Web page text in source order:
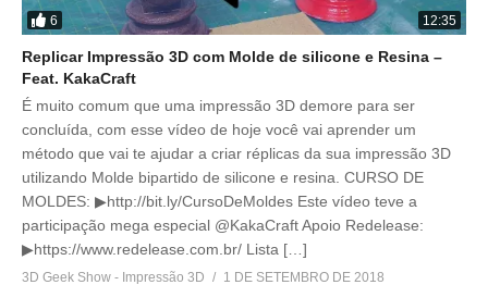
6 12:35
Replicar Impressão 3D com Molde de silicone e Resina –
Feat. KakaCraft
É muito comum que uma impressão 3D demore para ser
concluída, com esse vídeo de hoje você vai aprender um
método que vai te ajudar a criar réplicas da sua impressão 3D
utilizando Molde bipartido de silicone e resina. CURSO DE
MOLDES: ▶http://bit.ly/CursoDeMoldes Este vídeo teve a
participação mega especial @KakaCraft Apoio Redelease:
▶https://www.redelease.com.br/ Lista […]
3D Geek Show - Impressão 3D
1 DE SETEMBRO DE 2018